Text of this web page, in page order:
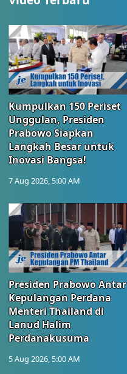
Kumpulkan 150 Periset
Unggulan, Presiden
Prabowo Siapkan
Langkah Besar untuk
Inovasi Bangsa!
7 Aug 2026, 5:00 AM
Presiden Prabowo Antar
Kepulangan Perdana
Menteri Thailand di
Lanud Halim
Perdanakusuma
5 Aug 2026, 5:00 AM